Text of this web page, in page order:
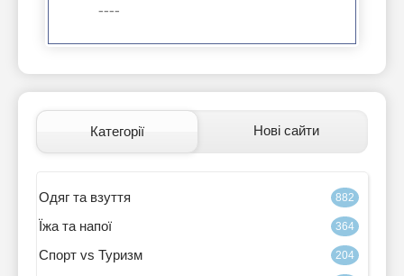
----
Категорії Нові сайти
Одяг та взуття 882
Їжа та напої 364
Спорт vs Туризм 204